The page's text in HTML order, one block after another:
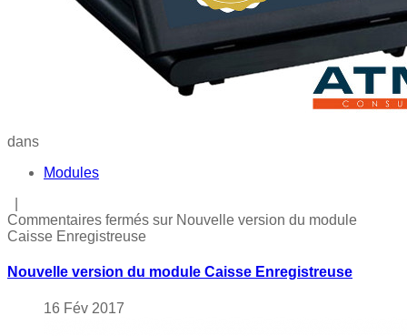
dans
Modules
Commentaires fermés sur Nouvelle version du module
Caisse Enregistreuse
Nouvelle version du module Caisse Enregistreuse
16 Fév 2017